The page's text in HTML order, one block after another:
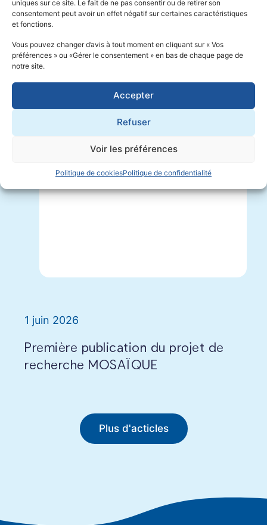
uniques sur ce site. Le fait de ne pas consentir ou de retirer son
consentement peut avoir un effet négatif sur certaines caractéristiques
et fonctions.
Vous pouvez changer d’avis à tout moment en cliquant sur « Vos
préférences » ou «Gérer le consentement » en bas de chaque page de
notre site.
Accepter
Refuser
Voir les préférences
Politique de cookiesPolitique de confidentialité
SÉSAME à la 13e journée régionale
1 juin 2026
Première publication du projet de
recherche MOSAÏQUE
Plus d'acticles